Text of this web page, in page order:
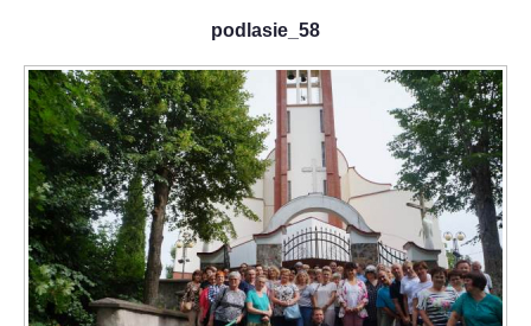
podlasie_58